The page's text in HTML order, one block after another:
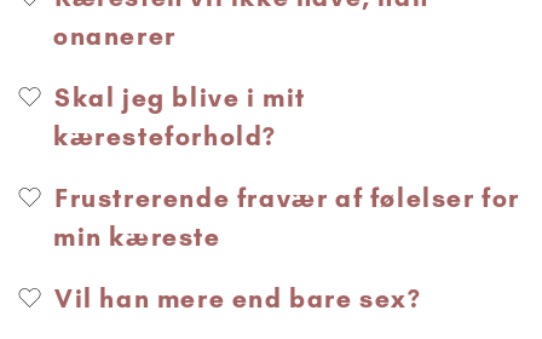
onanerer
Skal jeg blive i mit
kæresteforhold?
Frustrerende fravær af følelser for
min kæreste
Vil han mere end bare sex?